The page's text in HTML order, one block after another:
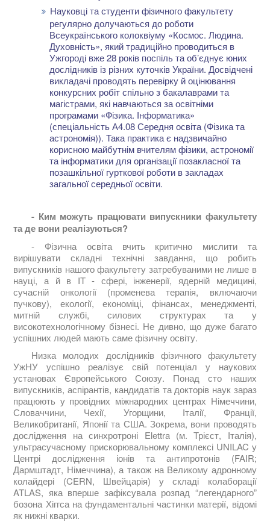
Науковці та студенти фізичного факультету
регулярно долучаються до роботи
Всеукраїнського колоквіуму «Космос. Людина.
Духовність», який традиційно проводиться в
Ужгороді вже 28 років поспіль та об’єднує юних
дослідників із різних куточків України. Досвідчені
викладачі проводять перевірку й оцінювання
конкурсних робіт спільно з бакалаврами та
магістрами, які навчаються за освітніми
програмами «Фізика. Інформатика»
(спеціальність А4.08 Середня освіта (Фізика та
астрономія)). Така практика є надзвичайно
корисною майбутнім вчителям фізики, астрономії
та інформатики для організації позакласної та
позашкільної гурткової роботи в закладах
загальної середньої освіти.
- Ким можуть працювати випускники факультету
та де вони реалізуються?
- Фізична освіта вчить критично мислити та
вирішувати складні технічні завдання, що робить
випускників нашого факультету затребуваними не лише в
науці, а й в IT - сфері, інженерії, ядерній медицині,
сучасній онкології (променева терапія, включаючи
пучкову), екології, економіці, фінансах, менеджменті,
митній службі, силових структурах та у
високотехнологічному бізнесі. Не дивно, що дуже багато
успішних людей мають саме фізичну освіту.
Низка молодих дослідників фізичного факультету
УжНУ успішно реалізує свій потенціал у наукових
установах Європейського Союзу. Понад сто наших
випускників, аспірантів, кандидатів та докторів наук зараз
працюють у провідних міжнародних центрах Німеччини,
Словаччини, Чехії, Угорщини, Італії, Франції,
Великобританії, Японії та США. Зокрема, вони проводять
дослідження на синхротроні Elettra (м. Трієст, Італія),
ультрасучасному прискорювальному комплексі UNILAC у
Центрі дослідження іонів та антипротонів (FAIR;
Дармштадт, Німеччина), а також на Великому адронному
колайдері (CERN, Швейцарія) у складі колаборації
ATLAS, яка вперше зафіксувала розпад “легендарного”
бозона Хіггса на фундаментальні частинки матерії, відомі
як нижні кварки.